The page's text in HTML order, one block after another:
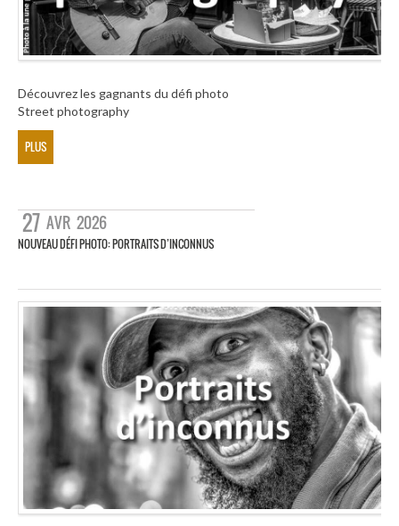
Découvrez les gagnants du défi photo
Street photography
PLUS
27 AVR 2026
NOUVEAU DÉFI PHOTO: PORTRAITS D’INCONNUS